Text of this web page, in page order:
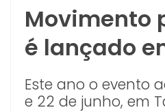
Movimento
é lançado
Este ano o evento
e 22 de junho, em